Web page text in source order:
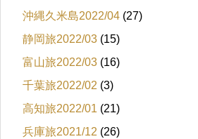
沖縄久米島2022/04 (27)
静岡旅2022/03 (15)
富山旅2022/03 (16)
千葉旅2022/02 (3)
高知旅2022/01 (21)
兵庫旅2021/12 (26)